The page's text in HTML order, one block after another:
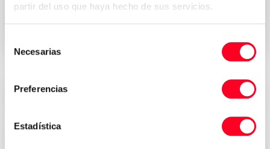
partir del uso que haya hecho de sus servicios.
Necesarias
Preferencias
Estadística
Precios atractivos
Seguridad, confianza y transparencia